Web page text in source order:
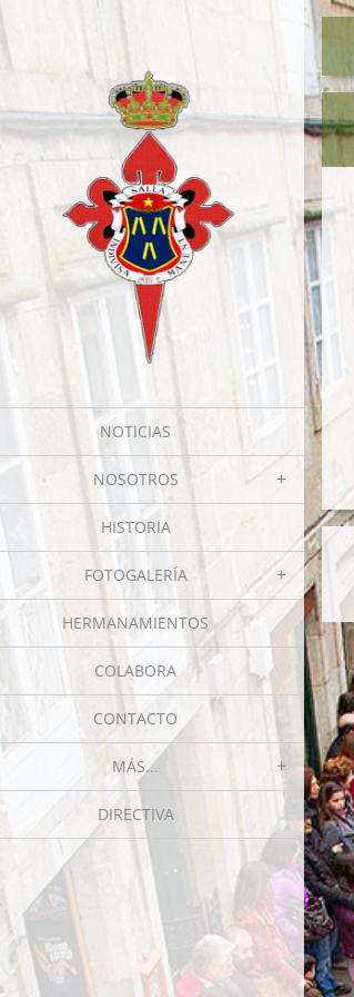
NOTICIAS
NOSOTROS
HISTORIA
FOTOGALERÍA
HERMANAMIENTOS
COLABORA
CONTACTO
MÁS...
DIRECTIVA